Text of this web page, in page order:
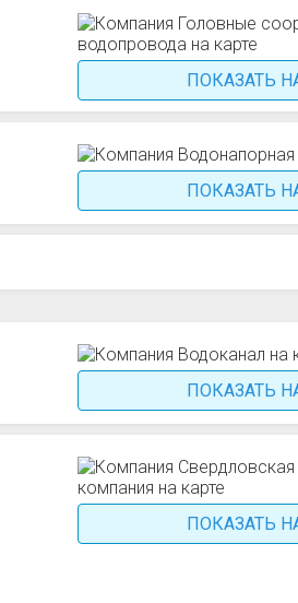
ПОКАЗАТЬ
ПОКАЗАТЬ
ПОКАЗАТЬ
ПОКАЗАТЬ